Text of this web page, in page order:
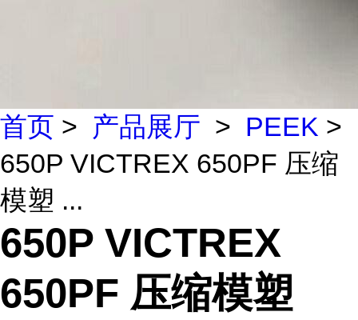
首页 > 产品展厅 > PEEK >
650P VICTREX 650PF 压缩
模塑 ...
650P VICTREX
650PF 压缩模塑